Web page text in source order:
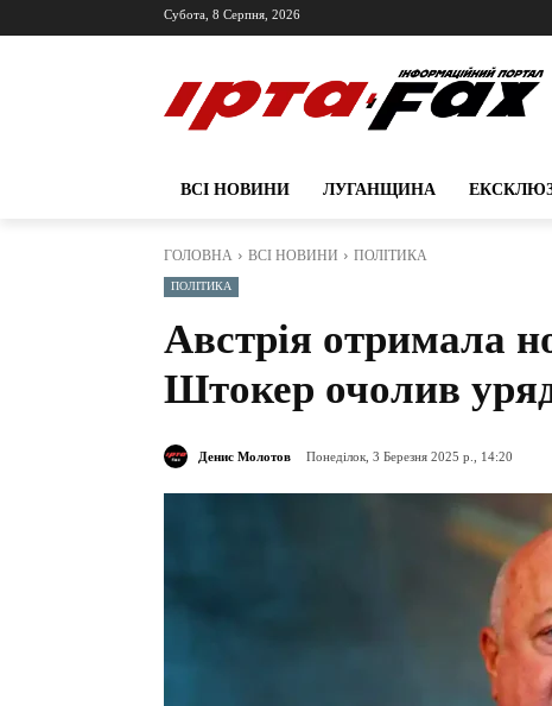
Субота, 8 Серпня, 2026
ВСІ НОВИНИ ЛУГАНЩИНА
ГОЛОВНА ВСІ НОВИНИ ПОЛІТИКА
ПОЛІТИКА
Австрія отримала
Штокер очолив
Денис Молотов Понеділок, 3 Березня 2025 р., 14:20